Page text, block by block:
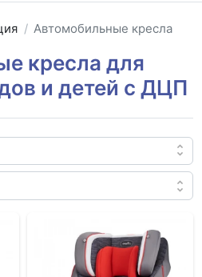
Автомобильные кресла
кресла для
и детей с ДЦП